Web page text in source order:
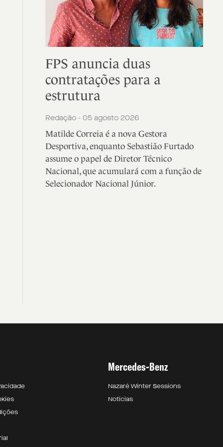
FPS anuncia duas
contratações para a
estrutura
Redação - 05 agosto 2026
Matilde Correia é a nova Gestora
Desportiva, enquanto Sebastião Furtado
assume o papel de Diretor Técnico
Nacional, que acumulará com a função de
Selecionador Nacional Júnior.
Mercedes-Benz
Nazaré Winter Sessions
Notícias